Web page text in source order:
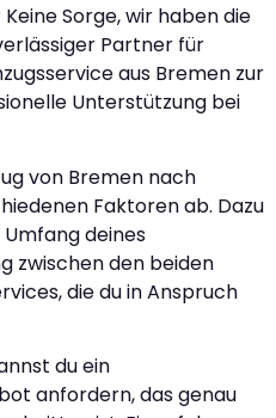
Sorge, wir haben die
Partner für
aus Bremen zur
Unterstützung bei
von Bremen nach
Faktoren ab. Dazu
deines
zwischen den beiden
die du in Anspruch
du ein
anfordern, das genau